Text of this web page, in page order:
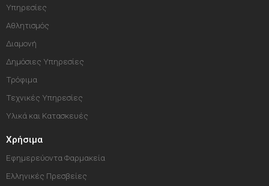
Υπηρεσίες
Αθλητισμός
Διαμονή
Δημόσιες Υπηρεσίες
Τρόφιμα
Τεχνικές Υπηρεσίες
Υλικά και Κατασκευές
Χρήσιμα
Εφημερεύοντα Φαρμακεία
Ελληνικές Πρεσβείες